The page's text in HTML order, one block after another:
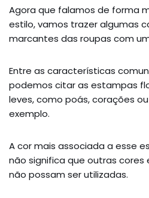
Agora que falamos de forma
estilo, vamos trazer algumas
marcantes das roupas com
Entre as características
podemos citar as estampas
leves, como poás, corações
exemplo.
A cor mais associada a esse
não significa que outras
não possam ser utilizadas.